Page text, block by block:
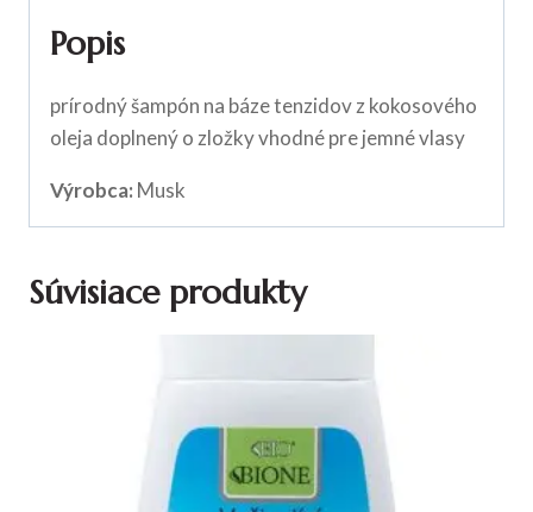
Popis
prírodný šampón na báze tenzidov z kokosového
oleja doplnený o zložky vhodné pre jemné vlasy
Výrobca: Musk
Súvisiace produkty